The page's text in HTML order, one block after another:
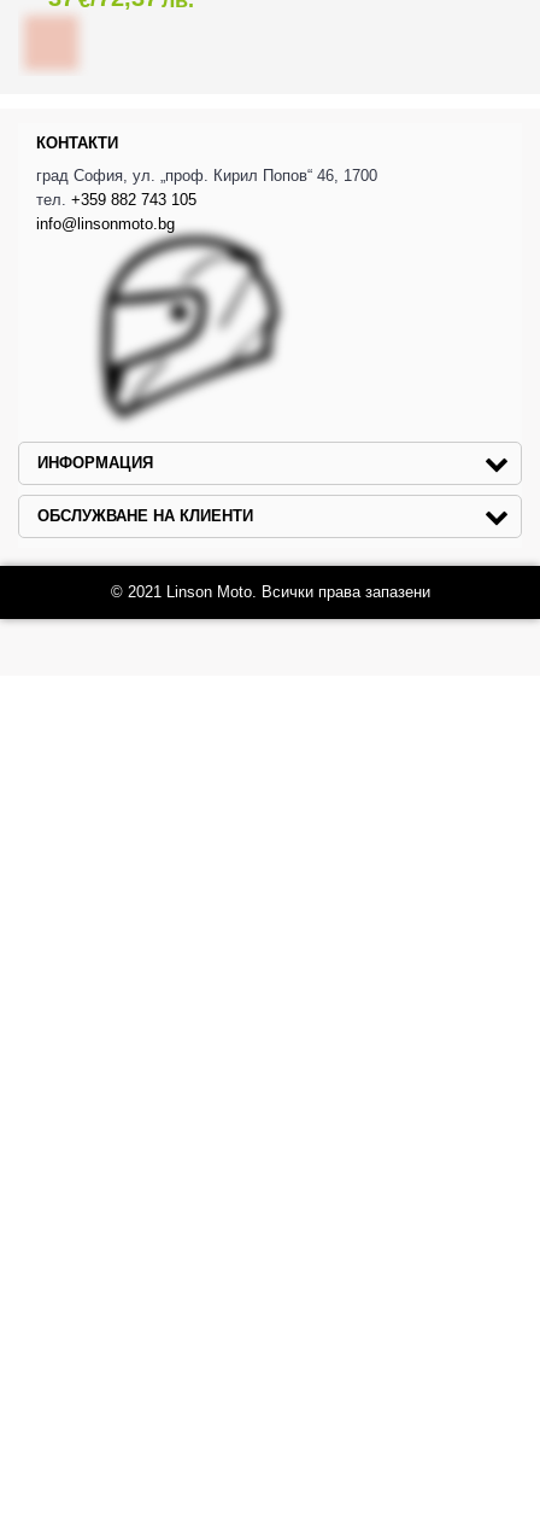
КОНТАКТИ
град София, ул. „проф. Кирил Попов“ 46, 1700
тел. +359 882 743 105
info@linsonmoto.bg
ИНФОРМАЦИЯ
ОБСЛУЖВАНЕ НА КЛИЕНТИ
© 2021 Linson Moto. Всички права запазени